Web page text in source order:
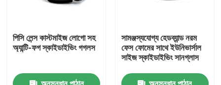
যোগাযোগ করুন
খবর
পিসি লেন্স কাস্টমাইজ লোগো সহ
অ্যান্টি-ফগ স্কাইডাইভিং গগলস
সামঞ্জস্যযোগ্য হেডব্যান্ড নরম
ফেস ফোমের সাথে ইউনিভার্সাল
সাইজ স্কাইডাইভিং সানগ্লাস